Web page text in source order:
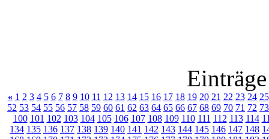
« 1 2 3 4 5 6 7 8 9 10 11 12 13 14 15 16 17 18 19 20 21 22 23 24 25
52 53 54 55 56 57 58 59 60 61 62 63 64 65 66 67 68 69 70 71 72 73
100 101 102 103 104 105 106 107 108 109 110 111 112 113 114
134 135 136 137 138 139 140 141 142 143 144 145 146 147 148